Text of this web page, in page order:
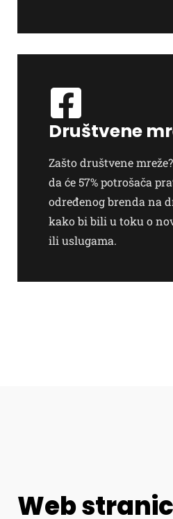
Društvene
Zašto društvene
da će 57% potrošača
određenog brenda na
kako bi bili u toku o
ili uslugama.
Web